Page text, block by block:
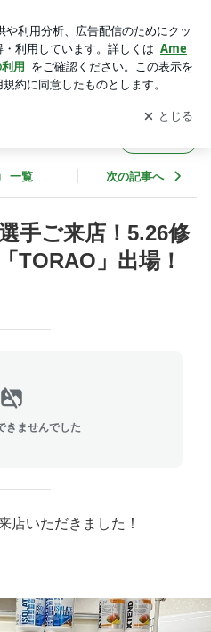
のボディパワーブログ
グの更新通知
を受け取りまし
開く
一覧 次の記事へ
手ご来店！5.26修
TORAO」出場！
きませんでした
店いただきました！